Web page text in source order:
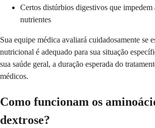
Certos distúrbios digestivos que impedem
nutrientes
Sua equipe médica avaliará cuidadosamente se
nutricional é adequado para sua situação
sua saúde geral, a duração esperada do
médicos.
Como funcionam os
dextrose?